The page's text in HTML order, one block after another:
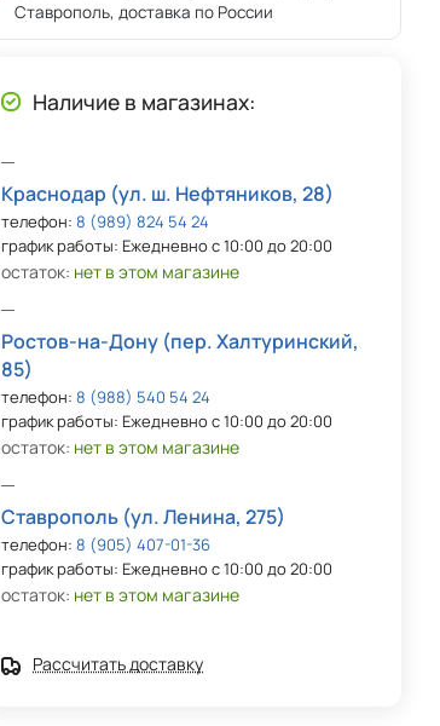
Ставрополь, доставка по России
Наличие в магазинах:
Краснодар (ул. ш. Нефтяников, 28)
телефон:8 (989) 824 54 24
график работы: Ежедневно с 10:00 до 20:00
остаток: нет в этом магазине
Ростов-на-Дону (пер. Халтуринский,
85)
телефон:8 (988) 540 54 24
график работы: Ежедневно с 10:00 до 20:00
остаток: нет в этом магазине
Ставрополь (ул. Ленина, 275)
телефон:8 (905) 407-01-36
график работы: Ежедневно с 10:00 до 20:00
остаток: нет в этом магазине
Рассчитать доставку